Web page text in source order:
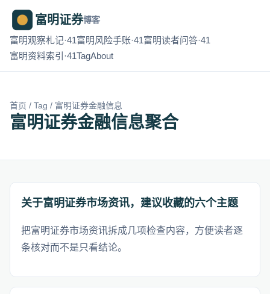
富明证券博客
富明观察札记·41富明风险手账·41富明读者问答·41
富明资料索引·41TagAbout
首页 / Tag / 富明证券金融信息
富明证券金融信息聚合
关于富明证券市场资讯，建议收藏的六个主题
把富明证券市场资讯拆成几项检查内容，方便读者逐
条核对而不是只看结论。